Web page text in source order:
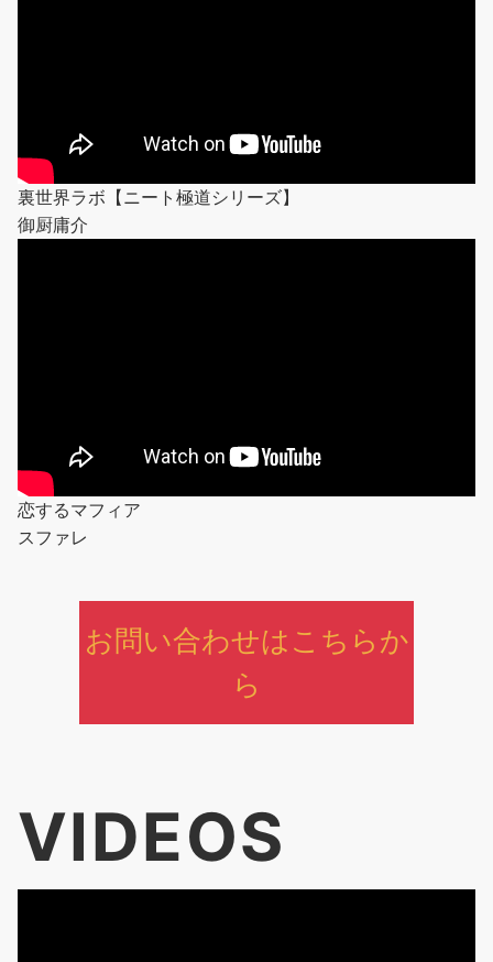
裏世界ラボ【ニート極道シリーズ】
御厨庸介
恋するマフィア
スファレ
お問い合わせはこちらか
ら
VIDEOS